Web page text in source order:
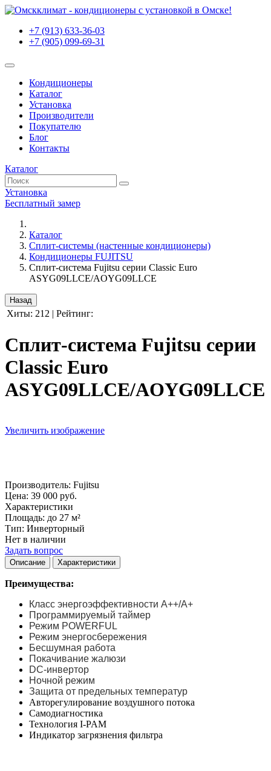
+7 (913) 633-36-03
+7 (905) 099-69-31
Кондиционеры
Каталог
Установка
Производители
Покупателю
Блог
Контакты
Каталог
Установка
Бесплатный замер
Каталог
Сплит-системы (настенные кондиционеры)
Кондиционеры FUJITSU
Сплит-система Fujitsu серии Classic Euro
ASYG09LLCE/AOYG09LLCE
Хиты: 212 | Рейтинг:
Сплит-система Fujitsu серии
Classic Euro
ASYG09LLCE/AOYG09LLCE
Увеличить изображение
Производитель: Fujitsu
Цена: 39 000 руб.
Характеристики
Площадь: до 27 м²
Тип: Инверторный
Нет в наличии
Задать вопрос
Описание Характеристики
Преимущества:
Класс энергоэффективности А++/А+
Программируемый таймер
Режим POWERFUL
Режим энергосбережения
Бесшумная работа
Покачивание жалюзи
DC-инвертор
Ночной режим
Защита от предельных температур
Авторегулирование воздушного потока
Самодиагностика
Технология I-PAM
Индикатор загрязнения фильтра